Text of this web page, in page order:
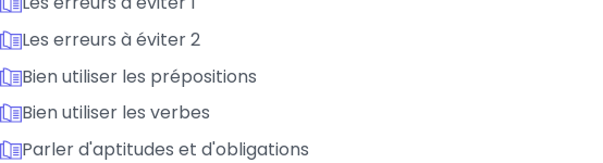
Les erreurs à éviter 2
Bien utiliser les prépositions
Bien utiliser les verbes
Parler d'aptitudes et d'obligations